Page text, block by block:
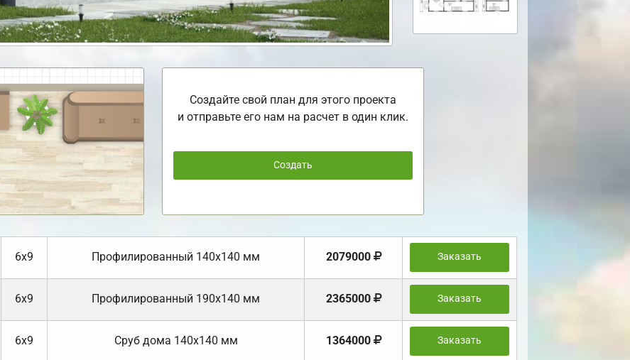
Создайте свой план для этого проекта
и отправьте его нам на расчет в один клик.
Создать
6х9 Профилированный 140х140 мм 2079000 Заказать
6х9 Профилированный 190х140 мм 2365000 Заказать
6х9 Cруб дома 140х140 мм 1364000 Заказать